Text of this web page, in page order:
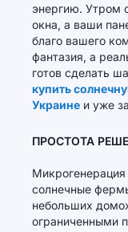
энергию. Утром
окна, а ваши
благо вашего
фантазия, а
готов сделать
купить
Украине и уже
ПРОСТОТА
солнечные
небольших
ограниченными